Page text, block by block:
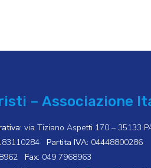
– Associazione
via Tiziano Aspetti 170 – 35133
Partita IVA: 04448800286
Fax: 049 7968963